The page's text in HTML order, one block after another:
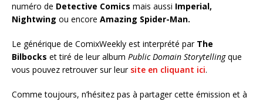
numéro de Detective Comics mais aussi Imperial,
Nightwing ou encore Amazing Spider-Man.
Le générique de ComixWeekly est interprété par The
Bilbocks et tiré de leur album Public Domain Storytellingque
vous pouvez retrouver sur leur site en cliquant ici.
Comme toujours, n’hésitez pas à partager cette émission et à